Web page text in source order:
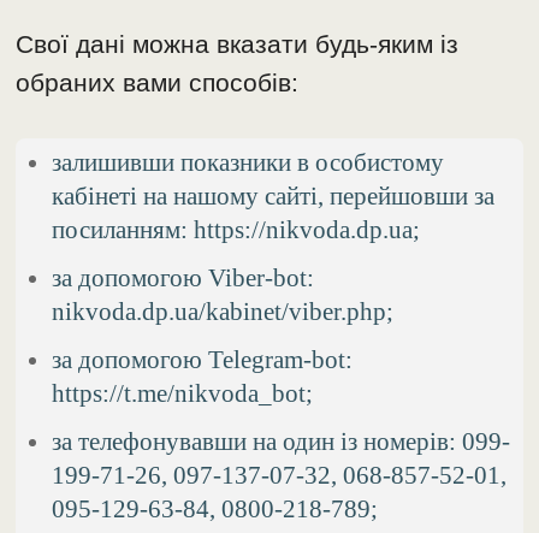
Свої дані можна вказати будь-яким із
обраних вами способів:
залишивши показники в особистому
кабінеті на нашому сайті, перейшовши за
посиланням: https://nikvoda.dp.ua;
за допомогою Viber-bot:
nikvoda.dp.ua/kabinet/viber.php;
за допомогою Telegram-bot:
https://t.me/nikvoda_bot;
за телефонувавши на один із номерів: 099-
199-71-26, 097-137-07-32, 068-857-52-01,
095-129-63-84, 0800-218-789;